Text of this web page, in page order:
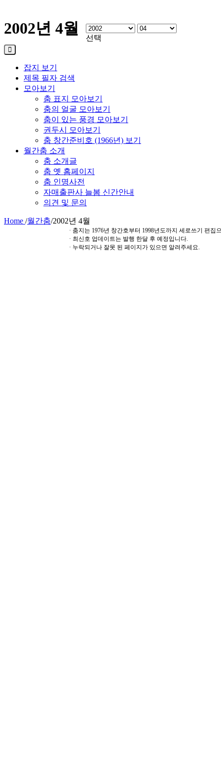
2002년 4월
선택
잡지 보기
제목 필자 검색
모아보기
춤 표지 모아보기
춤의 얼굴 모아보기
춤이 있는 풍경 모아보기
권두시 모아보기
춤 창간준비호 (1966년) 보기
월간춤 소개
춤 소개글
춤 옛 홈페이지
춤 인명사전
자매출판사 늘봄 신간안내
의견 및 문의
Home /월간춤/2002년 4월
· 춤지는 1976년 창간호부터 1998년도까지 세로쓰기 편집
· 최신호 업데이트는 발행 한달 후 예정입니다.
· 누락되거나 잘못 된 페이지가 있으면 알려주세요.